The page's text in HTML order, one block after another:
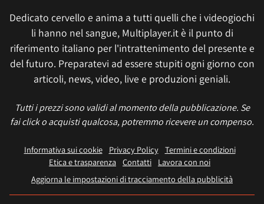
Dedicato cervello e anima a tutti quelli che i videogiochi
li hanno nel sangue, Multiplayer.it è il punto di
riferimento italiano per l'intrattenimento del presente e
del futuro. Preparatevi ad essere stupiti ogni giorno con
articoli, news, video, live e produzioni geniali.
Tutti i prezzi sono validi al momento della pubblicazione. Se
fai click o acquisti qualcosa, potremmo ricevere un compenso.
Informativa sui cookie Privacy Policy
Termini e condizioni
Etica e trasparenza Contatti
Lavora con noi
Aggiorna le impostazioni di tracciamento della pubblicità